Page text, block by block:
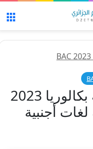
موضوع اللغة الألمانية بكالوريا 2023